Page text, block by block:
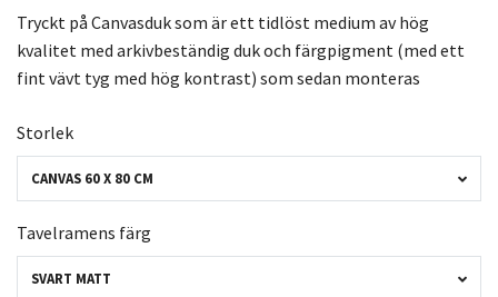
Tryckt på Canvasduk som är ett tidlöst medium av hög
kvalitet med arkivbeständig duk och färgpigment (med ett
fint vävt tyg med hög kontrast) som sedan monteras
Storlek
CANVAS 60 X 80 CM
Tavelramens färg
SVART MATT